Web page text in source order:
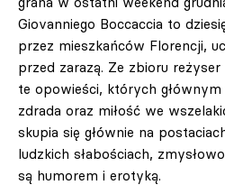
Giovanniego Boccaccia to
przez mieszkańców Florencji,
przed zarazą. Ze zbioru
te opowieści, których
zdrada oraz miłość we
skupia się głównie na
ludzkich słabościach,
są humorem i erotyką.